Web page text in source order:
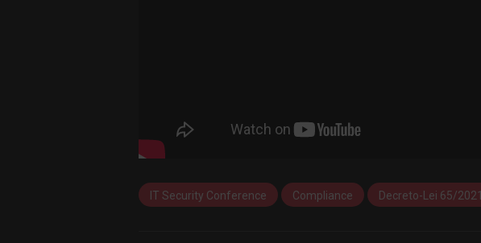
IT Security Conference Compliance Decreto-Lei 65/2021